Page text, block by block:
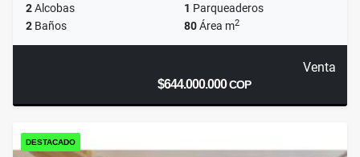
2Alcobas 1 Parqueaderos
2 Baños 80Área m2
Venta
$644.000.000COP
DESTACADO